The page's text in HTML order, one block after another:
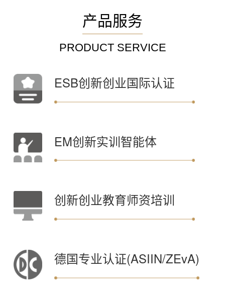
产品服务
PRODUCT SERVICE
ESB创新创业国际认证
EM创新实训智能体
创新创业教育师资培训
德国专业认证(ASIIN/ZEvA)